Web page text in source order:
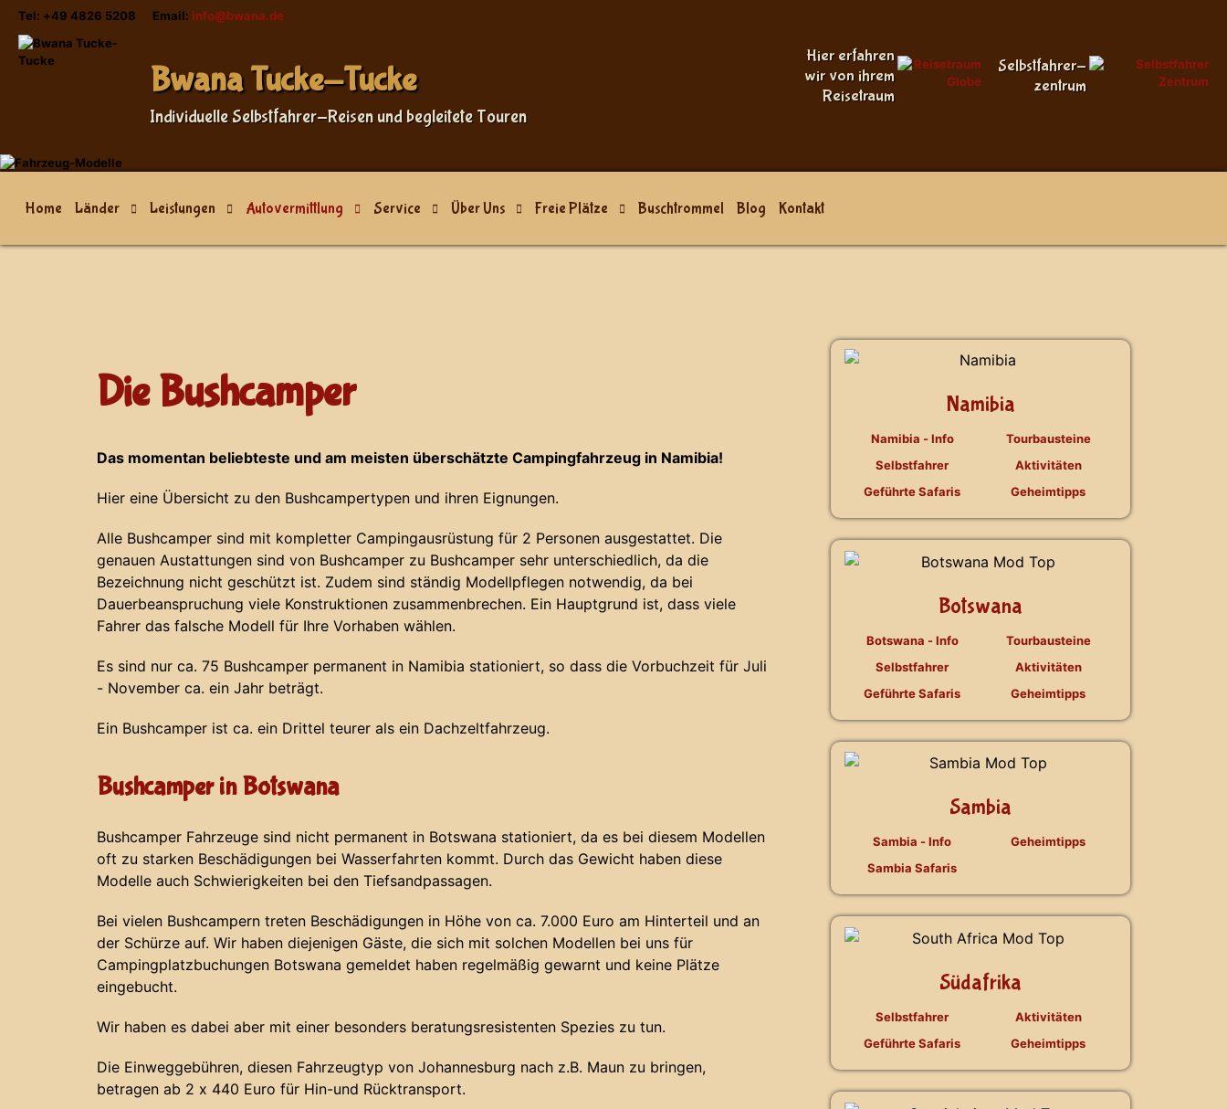
Tel: +49 4826 5208 Email: info@bwana.de
Sprache auswählen
Bwana Tucke-Tucke
Individuelle Selbstfahrer-Reisen und begleitete Touren
Hier erfahren
wir von ihrem
Reisetraum
Selbstfahrer-
zentrum
Home Länder Leistungen Autovermittlung Service Über Uns Freie Plätze Buschtrommel Blog Kontakt
Die Bushcamper
Das momentan beliebteste und am meisten überschätzte Campingfahrzeug in Namibia!
Hier eine Übersicht zu den Bushcampertypen und ihren Eignungen.
Alle Bushcamper sind mit kompletter Campingausrüstung für 2 Personen ausgestattet. Die
genauen Austattungen sind von Bushcamper zu Bushcamper sehr unterschiedlich, da die
Bezeichnung nicht geschützt ist. Zudem sind ständig Modellpflegen notwendig, da bei
Dauerbeanspruchung viele Konstruktionen zusammenbrechen. Ein Hauptgrund ist, dass viele
Fahrer das falsche Modell für Ihre Vorhaben wählen.
Es sind nur ca. 75 Bushcamper permanent in Namibia stationiert, so dass die Vorbuchzeit für Juli
- November ca. ein Jahr beträgt.
Ein Bushcamper ist ca. ein Drittel teurer als ein Dachzeltfahrzeug.
Bushcamper in Botswana
Bushcamper Fahrzeuge sind nicht permanent in Botswana stationiert, da es bei diesem Modellen
oft zu starken Beschädigungen bei Wasserfahrten kommt. Durch das Gewicht haben diese
Modelle auch Schwierigkeiten bei den Tiefsandpassagen.
Bei vielen Bushcampern treten Beschädigungen in Höhe von ca. 7.000 Euro am Hinterteil und an
der Schürze auf. Wir haben diejenigen Gäste, die sich mit solchen Modellen bei uns für
Campingplatzbuchungen Botswana gemeldet haben regelmäßig gewarnt und keine Plätze
eingebucht.
Wir haben es dabei aber mit einer besonders beratungsresistenten Spezies zu tun.
Die Einweggebühren, diesen Fahrzeugtyp von Johannesburg nach z.B. Maun zu bringen,
betragen ab 2 x 440 Euro für Hin-und Rücktransport.
Namibia
Namibia - Info
Selbstfahrer
Geführte Safaris
Tourbausteine
Aktivitäten
Geheimtipps
Botswana
Botswana - Info
Selbstfahrer
Geführte Safaris
Tourbausteine
Aktivitäten
Geheimtipps
Sambia
Sambia - Info
Sambia Safaris
Geheimtipps
Südafrika
Selbstfahrer
Geführte Safaris
Aktivitäten
Geheimtipps